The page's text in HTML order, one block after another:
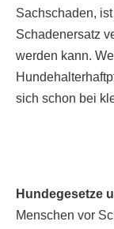
Sachschaden,
Schadenersatz
werden kann.
sich schon bei
Hundegesetze
Menschen vor